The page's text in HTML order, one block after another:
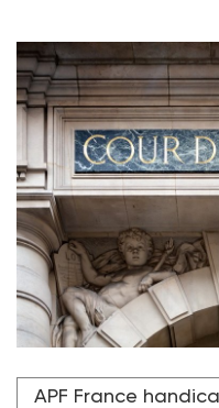
La Cour des comptes
France handicap de
APF France